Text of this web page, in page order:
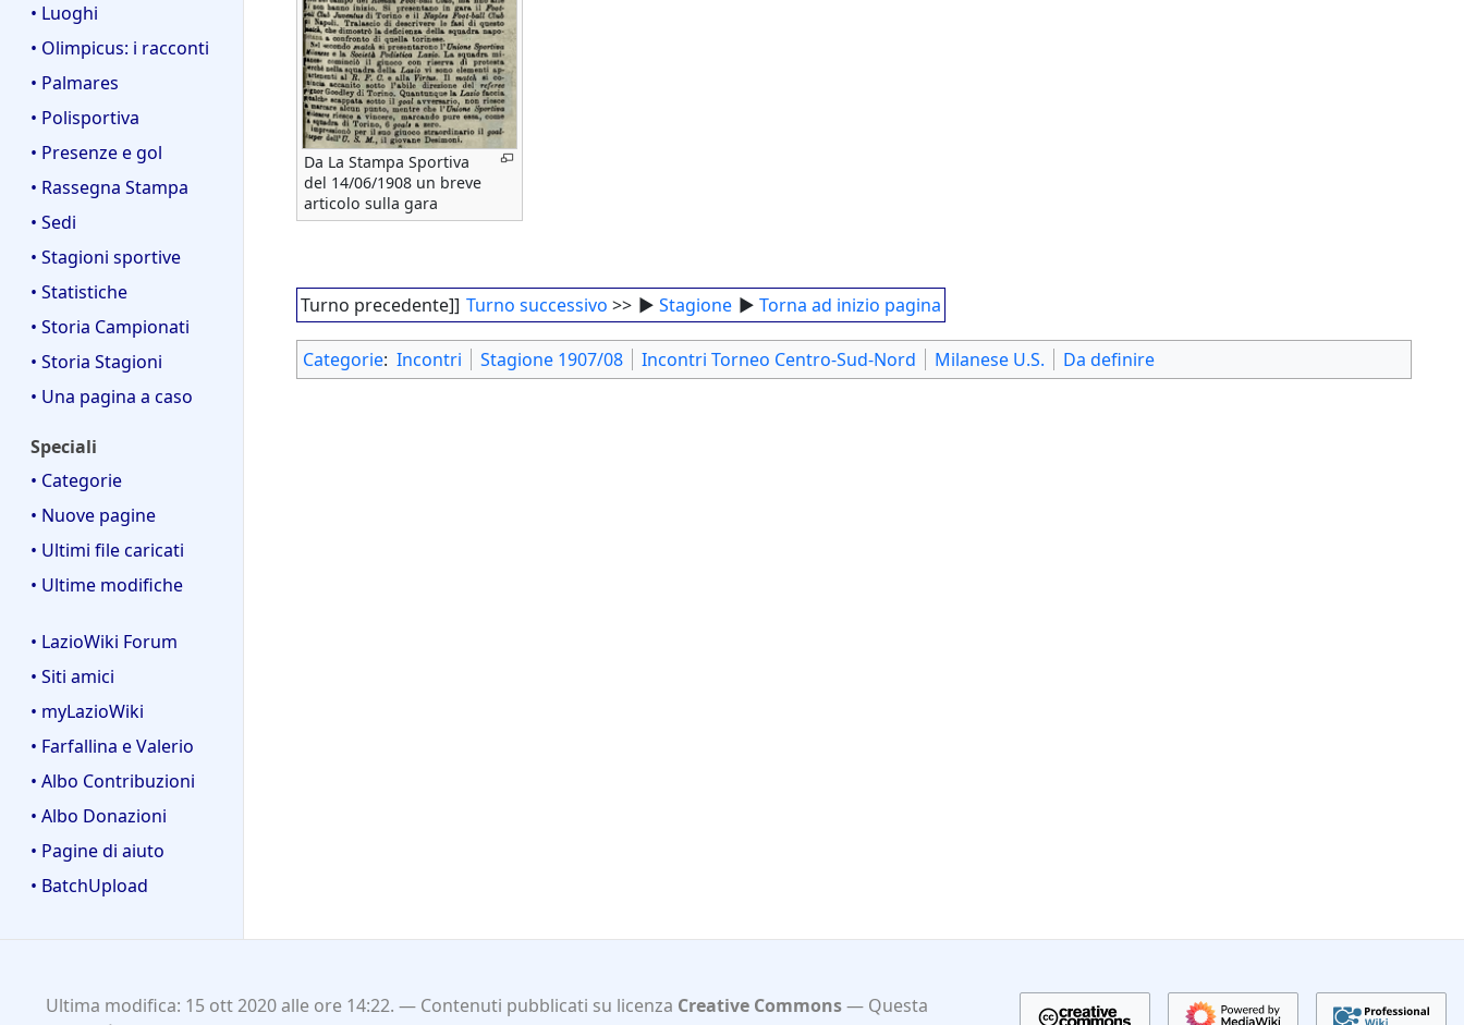
• Luoghi
• Olimpicus: i racconti
• Palmares
• Polisportiva
• Presenze e gol
• Rassegna Stampa
• Sedi
• Stagioni sportive
• Statistiche
• Storia Campionati
• Storia Stagioni
• Una pagina a caso
Speciali
• Categorie
• Nuove pagine
• Ultimi file caricati
• Ultime modifiche
• LazioWiki Forum
• Siti amici
• myLazioWiki
• Farfallina e Valerio
• Albo Contribuzioni
• Albo Donazioni
• Pagine di aiuto
• BatchUpload
Da La Stampa Sportiva
del 14/06/1908 un breve
articolo sulla gara
Turno precedente]] Turno successivo >> ► Stagione ► Torna ad inizio pagina
Categorie: Incontri Stagione 1907/08 Incontri Torneo Centro-Sud-Nord Milanese U.S. Da definire
Ultima modifica: 15 ott 2020 alle ore 14:22. Contenuti pubblicati su licenza Creative Commons
Questa